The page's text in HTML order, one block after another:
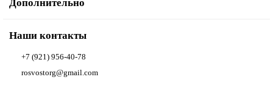
Дополнительно
Наши контакты
+7 (921) 956-40-78
rosvostorg@gmail.com